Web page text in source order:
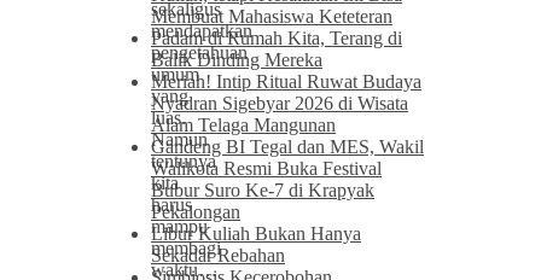
sekaligus
mendapatkan
pengetahuan
umum
yang
luas.
Namun
tentunya
kita
harus
mampu
membagi
waktu…
Membuat Mahasiswa Keteteran
Padam di Rumah Kita, Terang di
Balik Dinding Mereka
Meriah! Intip Ritual Ruwat Budaya
Nyadran Sigebyar 2026 di Wisata
Alam Telaga Mangunan
Gandeng BI Tegal dan MES, Wakil
Walikota Resmi Buka Festival
Bubur Suro Ke-7 di Krapyak
Pekalongan
Libur Kuliah Bukan Hanya
Sekadar Rebahan